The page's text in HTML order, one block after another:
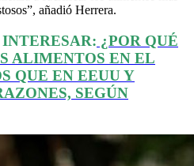
añadió Herrera.
¿POR QUÉ
ALIMENTOS EN EL
QUE EN EEUU Y
SEGÚN